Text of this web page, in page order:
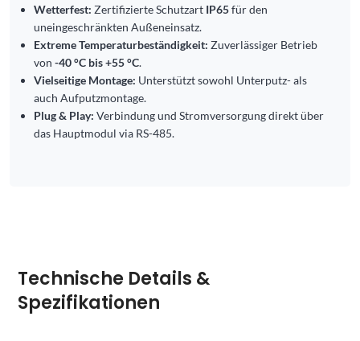
Wetterfest: Zertifizierte Schutzart IP65für den
uneingeschränkten Außeneinsatz.
Extreme Temperaturbeständigkeit: Zuverlässiger Betrieb
von -40 °C bis +55 °C.
Vielseitige Montage: Unterstützt sowohl Unterputz- als
auch Aufputzmontage.
Plug & Play: Verbindung und Stromversorgung direkt über
das Hauptmodul via RS-485.
Technische Details &
Spezifikationen